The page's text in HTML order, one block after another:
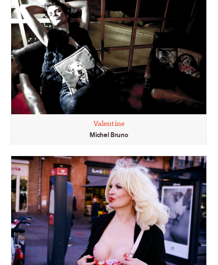
Valentine
Michel Bruno